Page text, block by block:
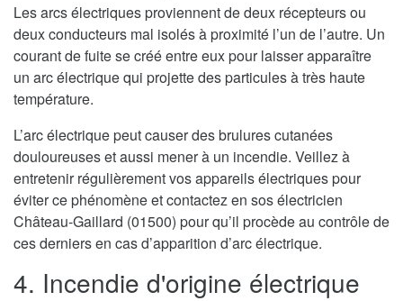
Les arcs électriques proviennent de deux récepteurs ou
deux conducteurs mal isolés à proximité l’un de l’autre. Un
courant de fuite se créé entre eux pour laisser apparaître
un arc électrique qui projette des particules à très haute
température.
L’arc électrique peut causer des brulures cutanées
douloureuses et aussi mener à un incendie. Veillez à
entretenir régulièrement vos appareils électriques pour
éviter ce phénomène et contactez en sos électricien
Château-Gaillard (01500) pour qu’il procède au contrôle de
ces derniers en cas d’apparition d’arc électrique.
4. Incendie d'origine électrique